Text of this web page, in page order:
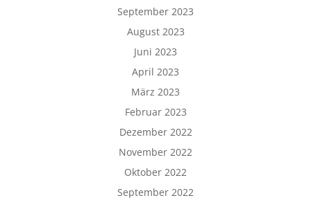
September 2023
August 2023
Juni 2023
April 2023
März 2023
Februar 2023
Dezember 2022
November 2022
Oktober 2022
September 2022